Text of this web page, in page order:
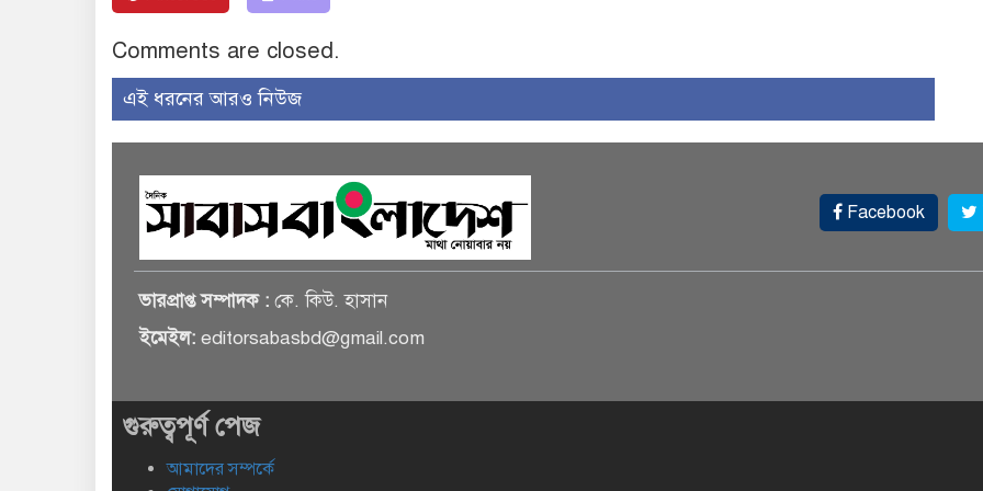
Comments are closed.
এই ধরনের আরও নিউজ
Facebook
ভারপ্রাপ্ত সম্পাদক : কে. কিউ. হাসান
ইমেইল: editorsabasbd@gmail.com
গুরুত্বপূর্ণ পেজ
আমাদের সম্পর্কে